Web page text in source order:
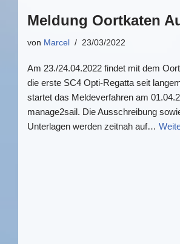
Meldung Oortkaten
von Marcel 23/03/2022
Am 23./24.04.2022 findet mit dem
die erste SC4 Opti-Regatta seit
startet das Meldeverfahren am
manage2sail. Die Ausschreibung
Unterlagen werden zeitnah auf…